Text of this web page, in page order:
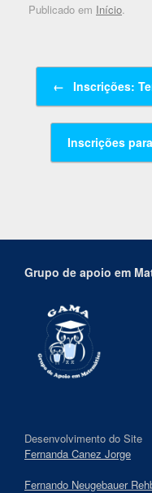
Publicado em Início.
Navegação de posts
← Inscrições:
Inscrições
Grupo de apoio em
Desenvolvimento do Site
Fernanda Canez Jorge
Fernando Neugebauer